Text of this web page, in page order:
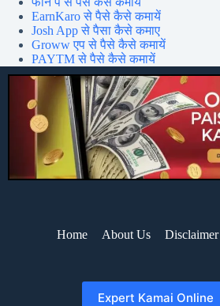
EarnKaro से पैसे कैसे कमायें
Josh App से पैसा कैसे कमाए
Groww एप से पैसे कैसे कमायें
PAYTM से पैसे कैसे कमायें
Home About Us Disclaimer
Expert Kamai Online